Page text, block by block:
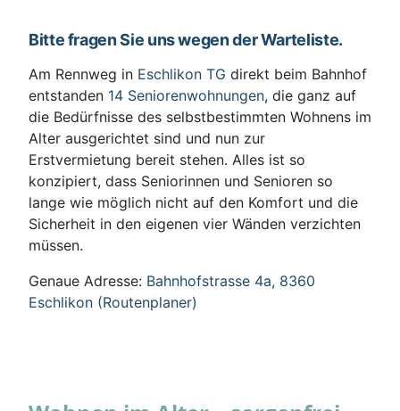
Bitte fragen Sie uns wegen der Warteliste.
Am Rennweg in Eschlikon TG direkt beim Bahnhof
entstanden 14 Seniorenwohnungen, die ganz auf
die Bedürfnisse des selbstbestimmten Wohnens im
Alter ausgerichtet sind und nun zur
Erstvermietung bereit stehen. Alles ist so
konzipiert, dass Seniorinnen und Senioren so
lange wie möglich nicht auf den Komfort und die
Sicherheit in den eigenen vier Wänden verzichten
müssen.
Genaue Adresse: Bahnhofstrasse 4a, 8360
Eschlikon (Routenplaner)